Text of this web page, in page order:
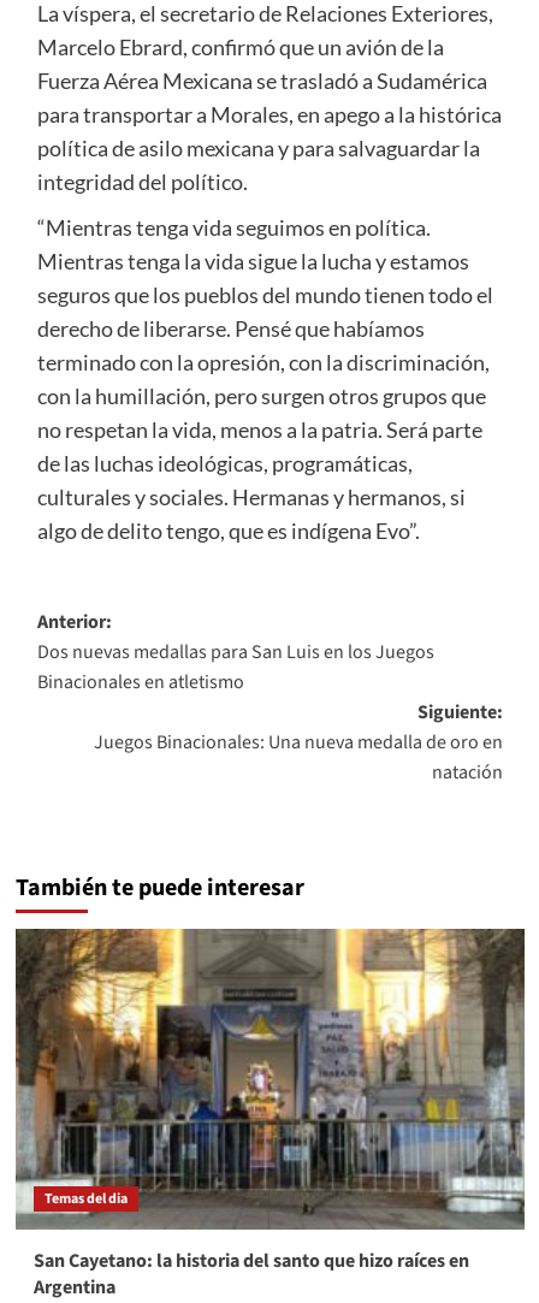
La víspera, el secretario de Relaciones Exteriores,
Marcelo Ebrard, confirmó que un avión de la
Fuerza Aérea Mexicana se trasladó a Sudamérica
para transportar a Morales, en apego a la histórica
política de asilo mexicana y para salvaguardar la
integridad del político.
“Mientras tenga vida seguimos en política.
Mientras tenga la vida sigue la lucha y estamos
seguros que los pueblos del mundo tienen todo el
derecho de liberarse. Pensé que habíamos
terminado con la opresión, con la discriminación,
con la humillación, pero surgen otros grupos que
no respetan la vida, menos a la patria. Será parte
de las luchas ideológicas, programáticas,
culturales y sociales. Hermanas y hermanos, si
algo de delito tengo, que es indígena Evo”.
Navegación
de
entradas
Anterior:
Dos nuevas medallas para San Luis en los Juegos
Binacionales en atletismo
Siguiente:
Juegos Binacionales: Una nueva medalla de oro en
natación
También te puede interesar
Temas del dia
San Cayetano: la historia del santo que hizo raíces en
Argentina